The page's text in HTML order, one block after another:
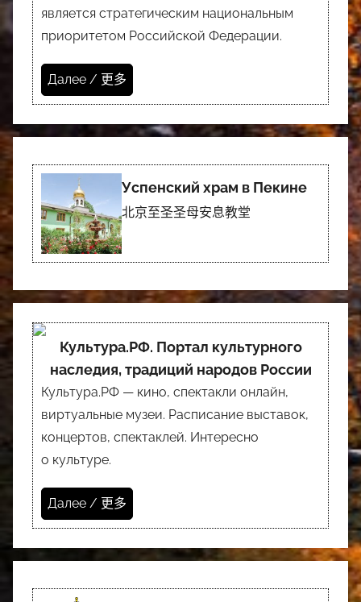
является стратегическим национальным
приоритетом Российской Федерации.
Далее / 更多
Успенский храм в Пекине
北京至圣圣母安息教堂
Культура.РФ. Портал культурного
наследия, традиций народов России
Культура.РФ — кино, спектакли онлайн,
виртуальные музеи. Расписание выставок,
концертов, спектаклей. Интересно
о культуре.
Далее / 更多